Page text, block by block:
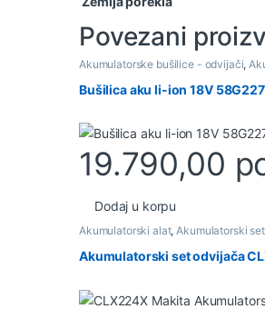
Povezani
Akumulatorske bušilice - odvijači,
Bušilica aku li-ion 18V
19.790,00
Dodaj u korpu
Akumulatorski alat,Akumulatorski
Akumulatorski set odvijača